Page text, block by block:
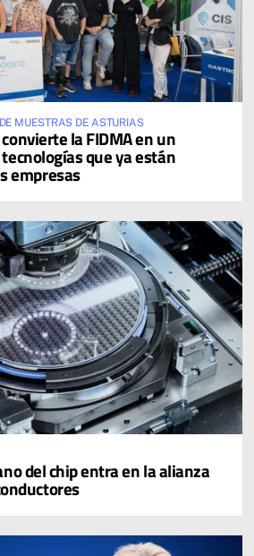
MUESTRAS DE ASTURIAS
convierte la FIDMA en un
que ya están
empresas
del chip entra en la alianza